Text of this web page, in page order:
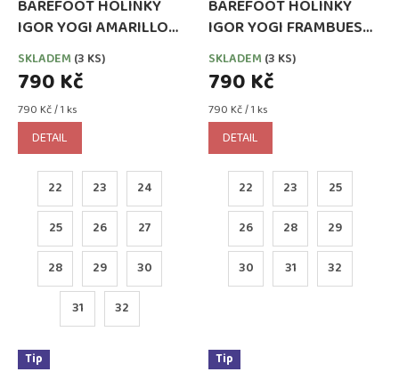
BAREFOOT HOLÍNKY
IGOR YOGI AMARILLO
(ŽLUTÉ)
SKLADEM (3 KS)
790 Kč
Měrná
cena:
790 Kč / 1 ks
DETAIL
22 23 24
25 26 27
28 29 30
31 32
BAREFOOT HOLÍNKY
IGOR YOGI FRAMBUESA
(MALINOVĚ RŮŽOVÁ)
SKLADEM (3 KS)
790 Kč
Měrná
cena:
790 Kč / 1 ks
DETAIL
22 23 25
26 28 29
30 31 32
Tip Tip